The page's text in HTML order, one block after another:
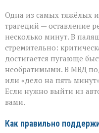
Одна из самых тяжёлых
трагедий — оставление
несколько минут. В
стремительно:
достигается пугающе
необратимыми. В МВД
или «дело на пять
Если нужно выйти из
вами.
Как правильно